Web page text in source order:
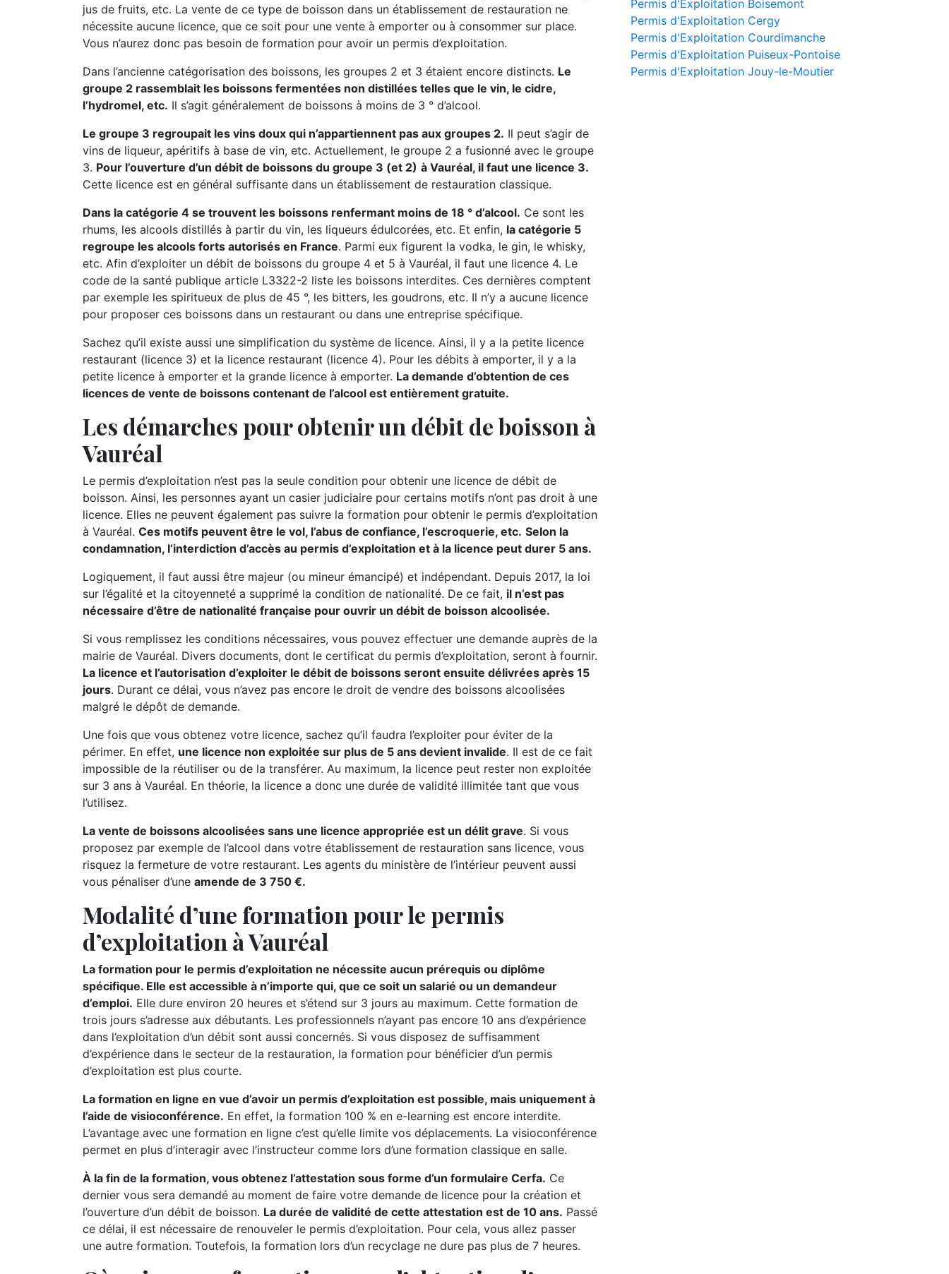
jus de fruits, etc. La vente de ce type de boisson dans un établissement de restauration ne
nécessite aucune licence, que ce soit pour une vente à emporter ou à consommer sur place.
Vous n’aurez donc pas besoin de formation pour avoir un permis d’exploitation.
Dans l’ancienne catégorisation des boissons, les groupes 2 et 3 étaient encore distincts. Le
groupe 2 rassemblait les boissons fermentées non distillées telles que le vin, le cidre,
l’hydromel, etc. Il s’agit généralement de boissons à moins de 3 ° d’alcool.
Le groupe 3 regroupait les vins doux qui n’appartiennent pas aux groupes 2. Il peut s’agir de
vins de liqueur, apéritifs à base de vin, etc. Actuellement, le groupe 2 a fusionné avec le groupe
3. Pour l’ouverture d’un débit de boissons du groupe 3 (et 2) à Vauréal, il faut une licence 3.
Cette licence est en général suffisante dans un établissement de restauration classique.
Dans la catégorie 4 se trouvent les boissons renfermant moins de 18 ° d’alcool. Ce sont les
rhums, les alcools distillés à partir du vin, les liqueurs édulcorées, etc. Et enfin, la catégorie 5
regroupe les alcools forts autorisés en France. Parmi eux figurent la vodka, le gin, le whisky,
etc. Afin d’exploiter un débit de boissons du groupe 4 et 5 à Vauréal, il faut une licence 4. Le
code de la santé publique article L3322-2 liste les boissons interdites. Ces dernières comptent
par exemple les spiritueux de plus de 45 °, les bitters, les goudrons, etc. Il n’y a aucune licence
pour proposer ces boissons dans un restaurant ou dans une entreprise spécifique.
Sachez qu’il existe aussi une simplification du système de licence. Ainsi, il y a la petite licence
restaurant (licence 3) et la licence restaurant (licence 4). Pour les débits à emporter, il y a la
petite licence à emporter et la grande licence à emporter. La demande d’obtention de ces
licences de vente de boissons contenant de l’alcool est entièrement gratuite.
Les démarches pour obtenir un débit de boisson à
Vauréal
Le permis d’exploitation n’est pas la seule condition pour obtenir une licence de débit de
boisson. Ainsi, les personnes ayant un casier judiciaire pour certains motifs n’ont pas droit à une
licence. Elles ne peuvent également pas suivre la formation pour obtenir le permis d’exploitation
à Vauréal. Ces motifs peuvent être le vol, l’abus de confiance, l’escroquerie, etc. Selon la
condamnation, l’interdiction d’accès au permis d’exploitation et à la licence peut durer 5 ans.
Logiquement, il faut aussi être majeur (ou mineur émancipé) et indépendant. Depuis 2017, la loi
sur l’égalité et la citoyenneté a supprimé la condition de nationalité. De ce fait, il n’est pas
nécessaire d’être de nationalité française pour ouvrir un débit de boisson alcoolisée.
Si vous remplissez les conditions nécessaires, vous pouvez effectuer une demande auprès de la
mairie de Vauréal. Divers documents, dont le certificat du permis d’exploitation, seront à fournir.
La licence et l’autorisation d’exploiter le débit de boissons seront ensuite délivrées après 15
jours. Durant ce délai, vous n’avez pas encore le droit de vendre des boissons alcoolisées
malgré le dépôt de demande.
Une fois que vous obtenez votre licence, sachez qu’il faudra l’exploiter pour éviter de la
périmer. En effet, une licence non exploitée sur plus de 5 ans devient invalide. Il est de ce fait
impossible de la réutiliser ou de la transférer. Au maximum, la licence peut rester non exploitée
sur 3 ans à Vauréal. En théorie, la licence a donc une durée de validité illimitée tant que vous
l’utilisez.
La vente de boissons alcoolisées sans une licence appropriée est un délit grave. Si vous
proposez par exemple de l’alcool dans votre établissement de restauration sans licence, vous
risquez la fermeture de votre restaurant. Les agents du ministère de l’intérieur peuvent aussi
vous pénaliser d’une amende de 3 750 €.
Modalité d’une formation pour le permis
d’exploitation à Vauréal
La formation pour le permis d’exploitation ne nécessite aucun prérequis ou diplôme
spécifique. Elle est accessible à n’importe qui, que ce soit un salarié ou un demandeur
d’emploi. Elle dure environ 20 heures et s’étend sur 3 jours au maximum. Cette formation de
trois jours s’adresse aux débutants. Les professionnels n’ayant pas encore 10 ans d’expérience
dans l’exploitation d’un débit sont aussi concernés. Si vous disposez de suffisamment
d’expérience dans le secteur de la restauration, la formation pour bénéficier d’un permis
d’exploitation est plus courte.
La formation en ligne en vue d’avoir un permis d’exploitation est possible, mais uniquement à
l’aide de visioconférence. En effet, la formation 100 % en e-learning est encore interdite.
L’avantage avec une formation en ligne c’est qu’elle limite vos déplacements. La visioconférence
permet en plus d’interagir avec l’instructeur comme lors d’une formation classique en salle.
À la fin de la formation, vous obtenez l’attestation sous forme d’un formulaire Cerfa. Ce
dernier vous sera demandé au moment de faire votre demande de licence pour la création et
l’ouverture d’un débit de boisson. La durée de validité de cette attestation est de 10 ans. Passé
ce délai, il est nécessaire de renouveler le permis d’exploitation. Pour cela, vous allez passer
une autre formation. Toutefois, la formation lors d’un recyclage ne dure pas plus de 7 heures.
Permis d'Exploitation Boisemont
Permis d'Exploitation Cergy
Permis d'Exploitation Courdimanche
Permis d'Exploitation Puiseux-Pontoise
Permis d'Exploitation Jouy-le-Moutier